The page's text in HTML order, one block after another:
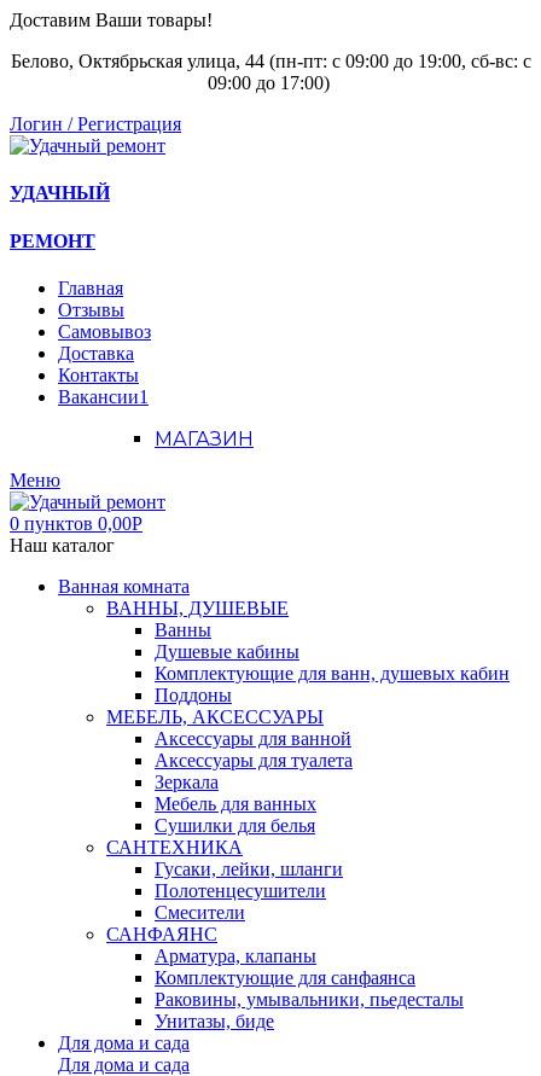
Доставим Ваши товары!
Белово, Октябрьская улица, 44 (пн-пт: с 09:00 до 19:00, сб-вс: с
09:00 до 17:00)
Логин / Регистрация
УДАЧНЫЙ
РЕМОНТ
Главная
Отзывы
Самовывоз
Доставка
Контакты
Вакансии1
МАГАЗИН
Меню
0 пунктов 0,00Р
Наш каталог
Ванная комната
ВАННЫ, ДУШЕВЫЕ
Ванны
Душевые кабины
Комплектующие для ванн, душевых кабин
Поддоны
МЕБЕЛЬ, АКСЕССУАРЫ
Аксессуары для ванной
Аксессуары для туалета
Зеркала
Мебель для ванных
Сушилки для белья
САНТЕХНИКА
Гусаки, лейки, шланги
Полотенцесушители
Смесители
САНФАЯНС
Арматура, клапаны
Комплектующие для санфаянса
Раковины, умывальники, пьедесталы
Унитазы, биде
Для дома и сада
Для дома и сада